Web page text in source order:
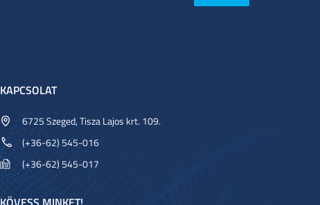
KAPCSOLAT
6725 Szeged, Tisza Lajos krt. 109.
(+36-62) 545-016
(+36-62) 545-017